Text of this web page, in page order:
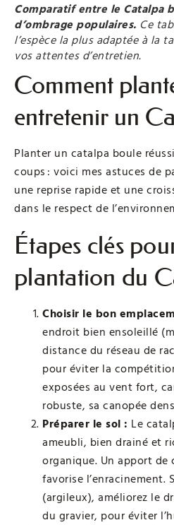
Comparatif entre le Catalpa
d’ombrage populaires. Ce
l’espèce la plus adaptée à la
vos attentes d’entretien.
Comment
entretenir un
Planter un catalpa boule
coups : voici mes astuces de
une reprise rapide et une
dans le respect de
Étapes clés
plantation du
Choisir le bon
endroit bien ensoleillé
distance du réseau de
pour éviter la
exposées au vent fort,
robuste, sa canopée
Préparer le sol : Le
ameubli, bien drainé et
organique. Un apport
favorise l’enracinement.
(argileux), améliorez le
du gravier, pour éviter